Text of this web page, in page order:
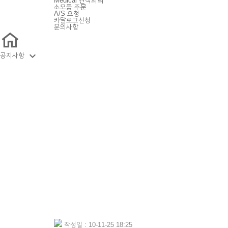
소모품 주문
A/S 요청
카달로그신청
문의사항
공지사항 
작성일 : 10-11-25 18:25